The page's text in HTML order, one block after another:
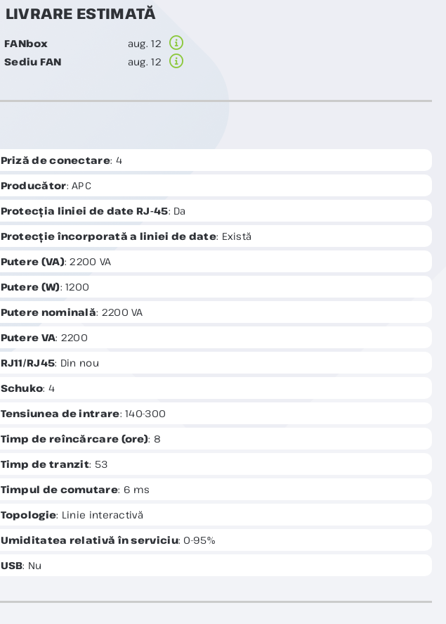
LIVRARE ESTIMATĂ
FANbox
aug. 12
Sediu FAN
aug. 12
Priză de conectare: 4
Producător: APC
Protecția liniei de date RJ-45: Da
Protecție încorporată a liniei de date: Există
Putere (VA): 2200 VA
Putere (W): 1200
Putere nominală: 2200 VA
Putere VA: 2200
RJ11/RJ45: Din nou
Schuko: 4
Tensiunea de intrare: 140-300
Timp de reîncărcare (ore): 8
Timp de tranzit: 53
Timpul de comutare: 6 ms
Topologie: Linie interactivă
Umiditatea relativă în serviciu: 0-95%
USB: Nu